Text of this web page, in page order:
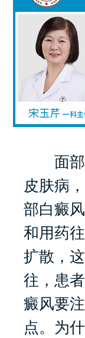
面部
皮肤病
部白癜
和用药
扩散，
往，患
癜风要
点。为